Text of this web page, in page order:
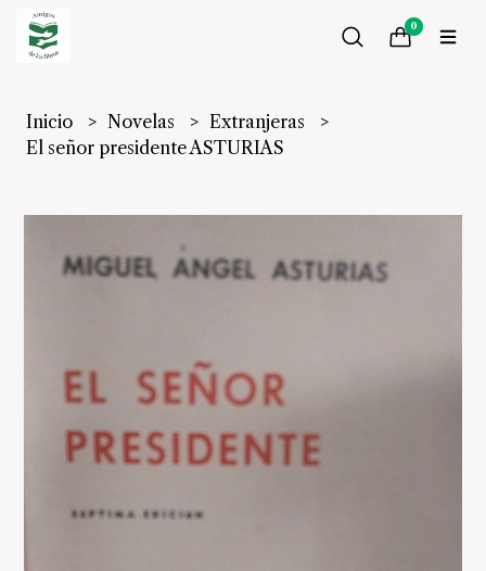
0
Inicio Novelas
Extranjeras
El señor presidente ASTURIAS